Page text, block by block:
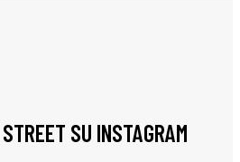
SU INSTAGRAM